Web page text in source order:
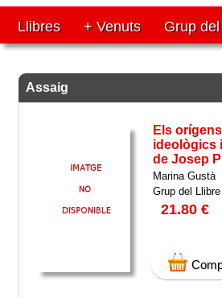
Llibres + Venuts Grup
Assaig
Els orígens
ideològics
de Josep
Marina Gustà
Grup del Llibre
21.80 €